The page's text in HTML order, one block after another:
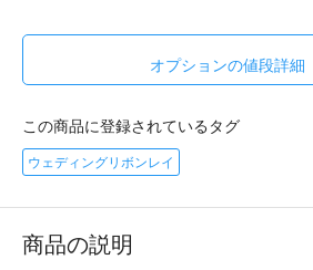
オプションの値段詳細
この商品に登録されているタグ
ウェディングリボンレイ
商品の説明